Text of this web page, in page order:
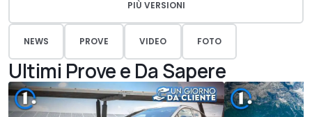
PIÙ VERSIONI
NEWS PROVE VIDEO FOTO
Ultimi Prove e Da Sapere